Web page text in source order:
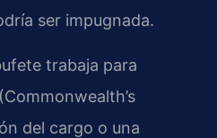
ser impugnada.
trabaja para
del cargo o una